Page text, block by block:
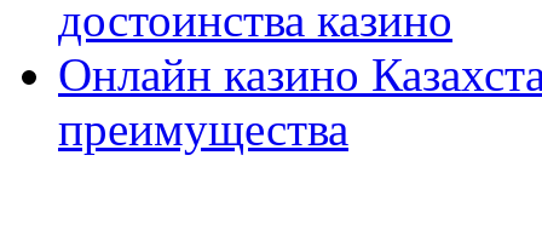
достоинства казино
Онлайн казино
преимущества